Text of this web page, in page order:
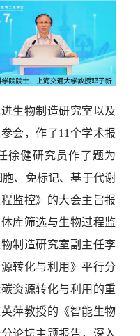
生物制造研究室以及
参会，作了11 个学术报
徐健研究员作了题为
胞、免标记、基于代谢
监控》的大会主旨报
库筛选与生物过程监
制造研究室副主任李
转化与利用》平行分
资源转化与利用的重
萍教授的《智能生物